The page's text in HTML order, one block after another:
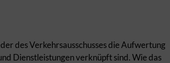
des Verkehrsausschusses die Aufwertung
Dienstleistungen verknüpft sind. Wie das